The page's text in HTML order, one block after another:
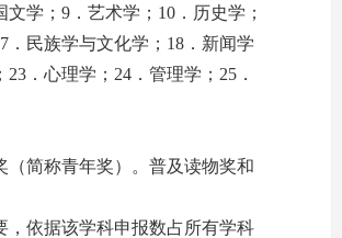
学；9．艺术学；10．历史学；
．民族学与文化学；18．新闻学
．心理学；24．管理学；25．
简称青年奖）。普及读物奖和
依据该学科申报数占所有学科